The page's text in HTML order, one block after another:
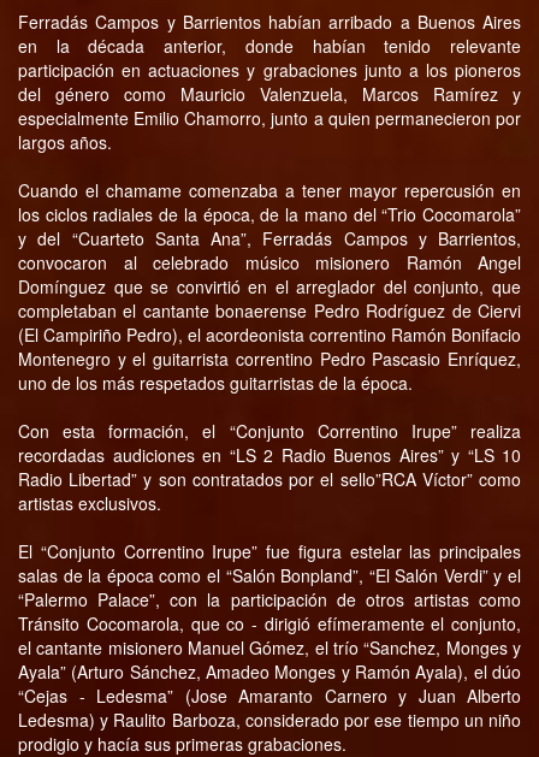
Ferradás Campos y Barrientos habían arribado a Buenos Aires
en la década anterior, donde habían tenido relevante
participación en actuaciones y grabaciones junto a los pioneros
del género como Mauricio Valenzuela, Marcos Ramírez y
especialmente Emilio Chamorro, junto a quien permanecieron por
largos años.
Cuando el chamame comenzaba a tener mayor repercusión en
los ciclos radiales de la época, de la mano del “Trio Cocomarola”
y del “Cuarteto Santa Ana”, Ferradás Campos y Barrientos,
convocaron al celebrado músico misionero Ramón Angel
Domínguez que se convirtió en el arreglador del conjunto, que
completaban el cantante bonaerense Pedro Rodríguez de Ciervi
(El Campiriño Pedro), el acordeonista correntino Ramón Bonifacio
Montenegro y el guitarrista correntino Pedro Pascasio Enríquez,
uno de los más respetados guitarristas de la época.
Con esta formación, el “Conjunto Correntino Irupe” realiza
recordadas audiciones en “LS 2 Radio Buenos Aires” y “LS 10
Radio Libertad” y son contratados por el sello”RCA Víctor” como
artistas exclusivos.
El “Conjunto Correntino Irupe” fue figura estelar las principales
salas de la época como el “Salón Bonpland”, “El Salón Verdi” y el
“Palermo Palace”, con la participación de otros artistas como
Tránsito Cocomarola, que co - dirigió efímeramente el conjunto,
el cantante misionero Manuel Gómez, el trío “Sanchez, Monges y
Ayala” (Arturo Sánchez, Amadeo Monges y Ramón Ayala), el dúo
“Cejas - Ledesma” (Jose Amaranto Carnero y Juan Alberto
Ledesma) y Raulito Barboza, considerado por ese tiempo un niño
prodigio y hacía sus primeras grabaciones.